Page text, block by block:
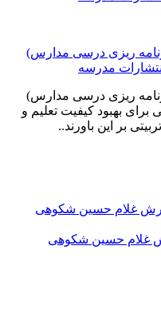
ریزی درسی مدارس)
مدرسه
ریزی درسی مدارس)
بهبود کیفیت تعلیم و
بر این باورند..
غلام حسین شکوهی